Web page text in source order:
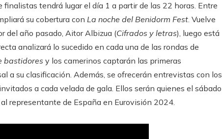
tendrá lugar el día 1 a partir de las 22 horas. Entre
su cobertura con La noche del Benidorm Fest. Vuelve
del año pasado, Aitor Albizua (Cifrados y letras), luego está
analizará lo sucedido en cada una de las rondas de
bastidores y los camerinos captarán las primeras
a su clasificación. Además, se ofrecerán entrevistas con los
a cada velada de gala. Ellos serán quienes el sábado
representante de España en Eurovisión 2024.